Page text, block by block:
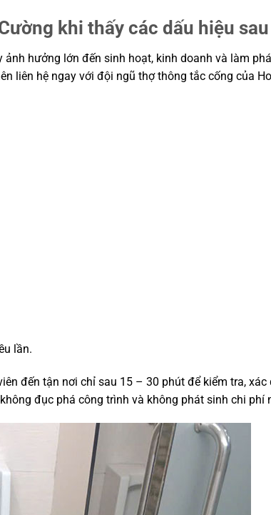
khi thấy các dấu hiệu sau
hưởng lớn đến sinh hoạt, kinh doanh và làm
liên hệ ngay với đội ngũ thợ thông tắc cống của
lần.
đến tận nơi chỉ sau 15 – 30 phút để kiểm tra, xác
đục phá công trình và không phát sinh chi phí